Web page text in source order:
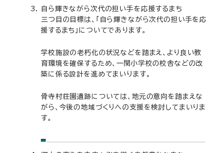
自ら輝きながら次代の担い手を応援するまち
三つ目の目標は、「自ら輝きながら次代の担い手を応
援するまち」についてであります。
学校施設の老朽化の状況などを踏まえ、より良い教
育環境を確保するため、一関小学校の校舎などの改
築に係る設計を進めてまいります。
骨寺村荘園遺跡については、地元の意向を踏まえな
がら、今後の地域づくりへの支援を検討してまいりま
す。